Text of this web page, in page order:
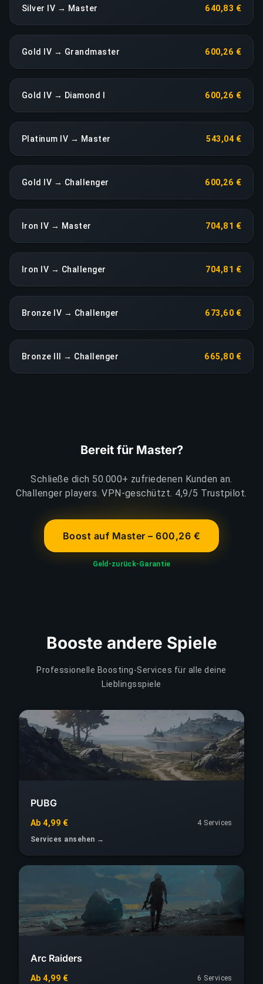
Silver IV → Master 640,83 €
Gold IV → Grandmaster 600,26 €
Gold IV → Diamond I 600,26 €
Platinum IV → Master 543,04 €
Gold IV → Challenger 600,26 €
Iron IV → Master 704,81 €
Iron IV → Challenger 704,81 €
Bronze IV → Challenger 673,60 €
Bronze III → Challenger 665,80 €
Bereit für Master?
Schließe dich 50.000+ zufriedenen Kunden an.
Challenger players. VPN-geschützt. 4,9/5 Trustpilot.
Boost auf Master – 600,26 €
Geld-zurück-Garantie
Booste andere Spiele
Professionelle Boosting-Services für alle deine
Lieblingsspiele
PUBG
Ab 4,99 €
4 Services
Services ansehen →
Arc Raiders
Ab 4,99 €
6 Services